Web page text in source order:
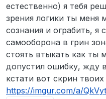
естественно) я тебя
зрения логики ты меня
сознания и ограбить, я
самооборона в грин
стоять втыкать как ты
допустил ошибку, жду
кстати вот скрин твоих
https://imgur.com/a/